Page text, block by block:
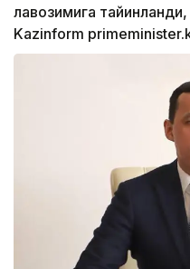
лавозимига
Kazinform